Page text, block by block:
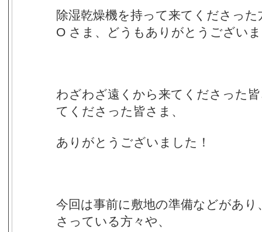
除湿乾燥機を持って来てくださっ
O さま、どうもありがとうござい
わざわざ遠くから来てくださった
てくださった皆さま、
ありがとうございました！
今回は事前に敷地の準備などがあ
さっている方々や、